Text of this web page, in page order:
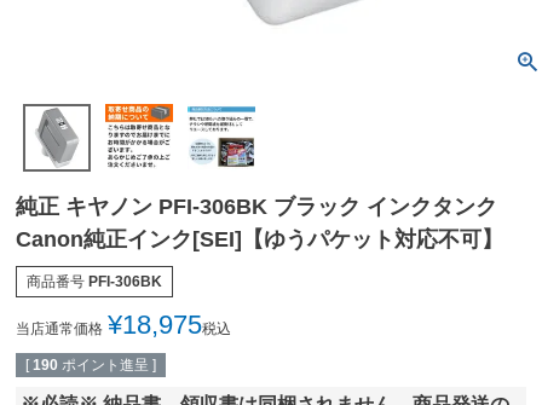
純正 キヤノン PFI-306BK ブラック インクタンク
Canon純正インク[SEI]【ゆうパケット対応不可】
商品番号 PFI-306BK
当店通常価格 ¥18,975税込
[ 190 ポイント進呈 ]